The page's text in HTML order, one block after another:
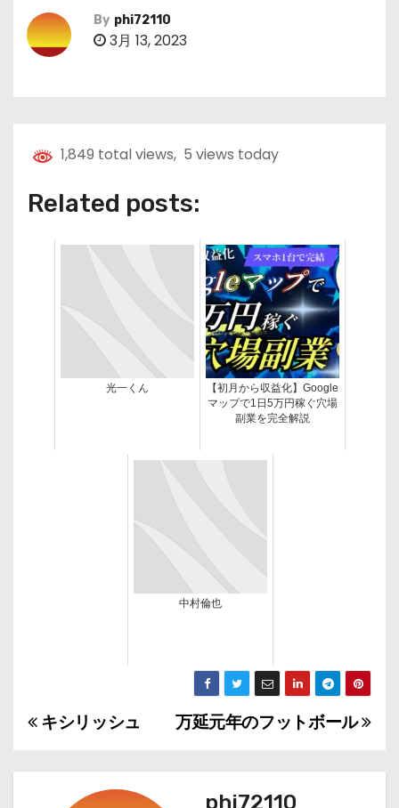
By phi72110
3月 13, 2023
1,849 total views, 5 views today
Related posts:
光一くん
【初月から収益化】Google
マップで1日5万円稼ぐ穴場
副業を完全解説
中村倫也
投
稿
万延元年のフットボール
キシリッシュ
phi72110